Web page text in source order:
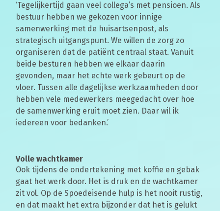
‘Tegelijkertijd gaan veel collega’s met pensioen. Als
bestuur hebben we gekozen voor innige
samenwerking met de huisartsenpost, als
strategisch uitgangspunt. We willen de zorg zo
organiseren dat de patiënt centraal staat. Vanuit
beide besturen hebben we elkaar daarin
gevonden, maar het echte werk gebeurt op de
vloer. Tussen alle dagelijkse werkzaamheden door
hebben vele medewerkers meegedacht over hoe
de samenwerking eruit moet zien. Daar wil ik
iedereen voor bedanken.’
Volle wachtkamer
Ook tijdens de ondertekening met koffie en gebak
gaat het werk door. Het is druk en de wachtkamer
zit vol. Op de Spoedeisende hulp is het nooit rustig,
en dat maakt het extra bijzonder dat het is gelukt